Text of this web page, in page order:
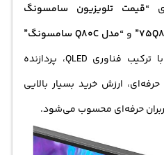
“قیمت تلویزیون سامسونگ
و “مدل Q80C سامسونگ”
استفاده کرد. این تلویزیون با ترکیب فناوری QLED، پردازنده
ارزش خرید بسیار بالایی
حرفه‌ای محسوب می‌شود.